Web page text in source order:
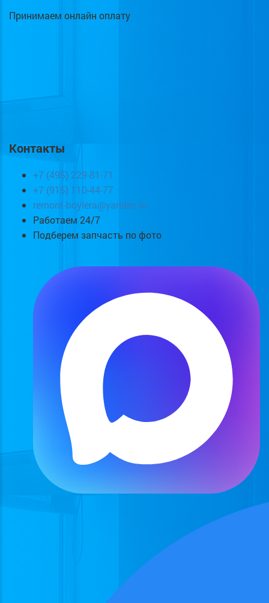
Принимаем онлайн оплату
Контакты
+7 (495) 229-81-71
+7 (915) 110-44-77
remont-boylera@yandex.ru
Работаем 24/7
Подберем запчасть по фото